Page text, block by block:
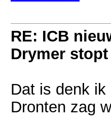
RE: ICB
Drymer
Dat is denk
Dronten zag